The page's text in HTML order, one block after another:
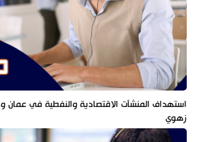
استهداف المنشآت الاقتصادية والنفطية في عمان
زهوي